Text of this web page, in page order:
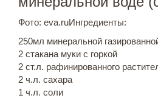
Фото: eva.ruИнгредиенты:
250мл минеральной
2 стакана муки с горкой
2 ст.л. рафинированного
2 ч.л. сахара
1 ч.л. соли